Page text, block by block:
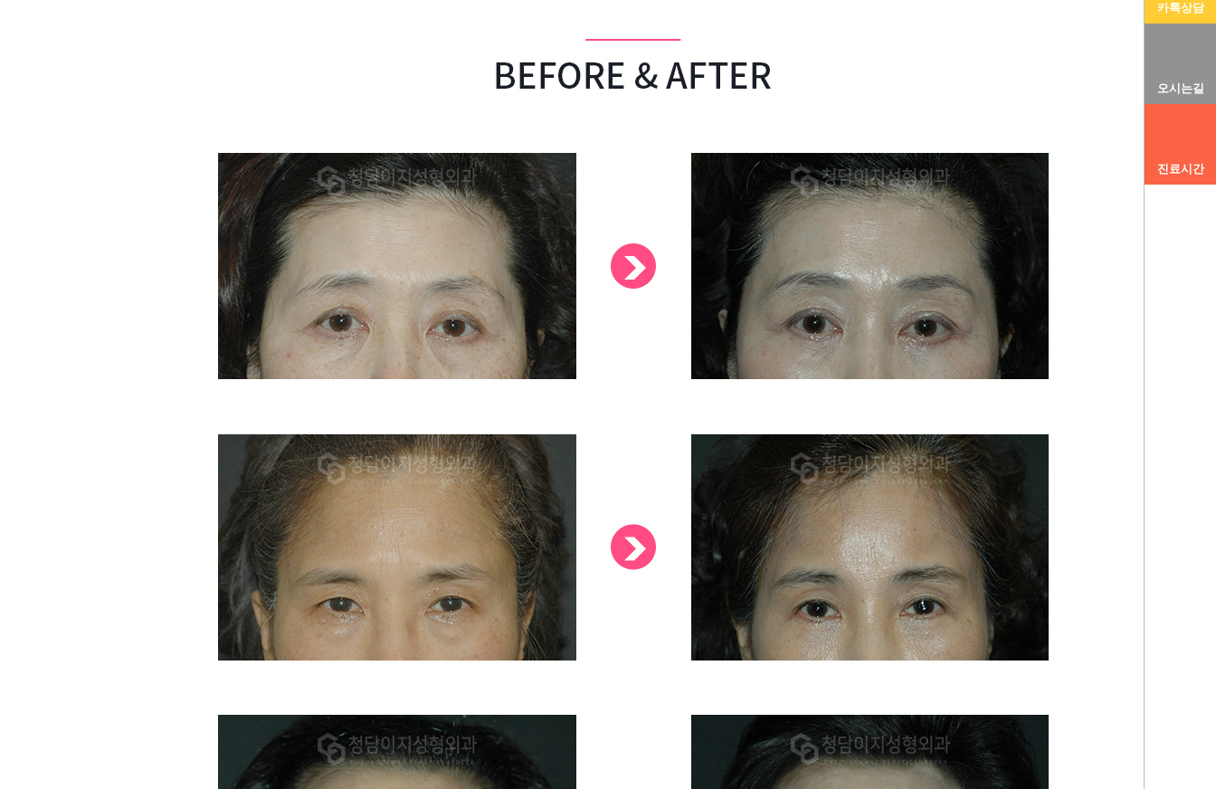
카톡상담
오시는길
진료시간